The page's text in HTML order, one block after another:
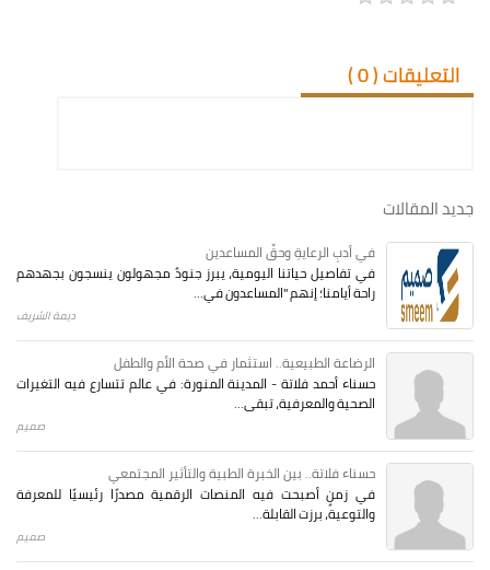
التعليقات (0
)
جديد المقالات
في أدبِ الرعايةِ وحقِّ المساعدين
في تفاصيل حياتنا اليومية، يبرز جنودٌ مجهولون ينسجون بجهدهم
راحة أيامنا؛ إنهم "المساعدون في...
ديمة الشريف
الرضاعة الطبيعية.. استثمار في صحة الأم والطفل
حسناء أحمد فلاتة - المدينة المنورة: في عالم تتسارع فيه التغيرات
الصحية والمعرفية، تبقى...
صميم
حسناء فلاتة.. بين الخبرة الطبية والتأثير المجتمعي
في زمنٍ أصبحت فيه المنصات الرقمية مصدرًا رئيسيًا للمعرفة
والتوعية، برزت القابلة...
صميم